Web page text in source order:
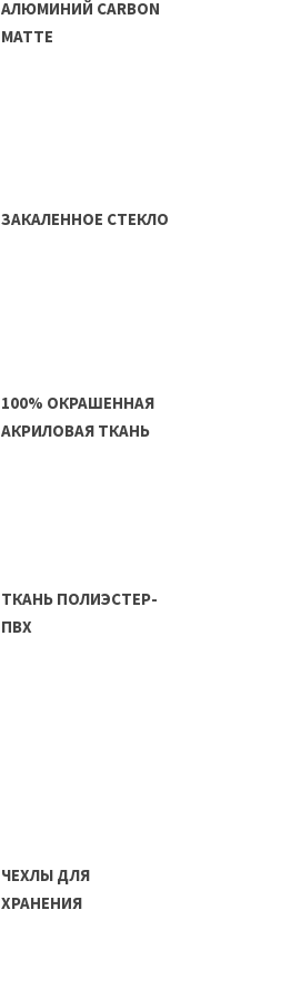
АЛЮМИНИЙ CARBON
MATTE
ЗАКАЛЕННОЕ СТЕКЛО
100% ОКРАШЕННАЯ
АКРИЛОВАЯ ТКАНЬ
ТКАНЬ ПОЛИЭСТЕР-
ПВХ
ЧЕХЛЫ ДЛЯ
ХРАНЕНИЯ